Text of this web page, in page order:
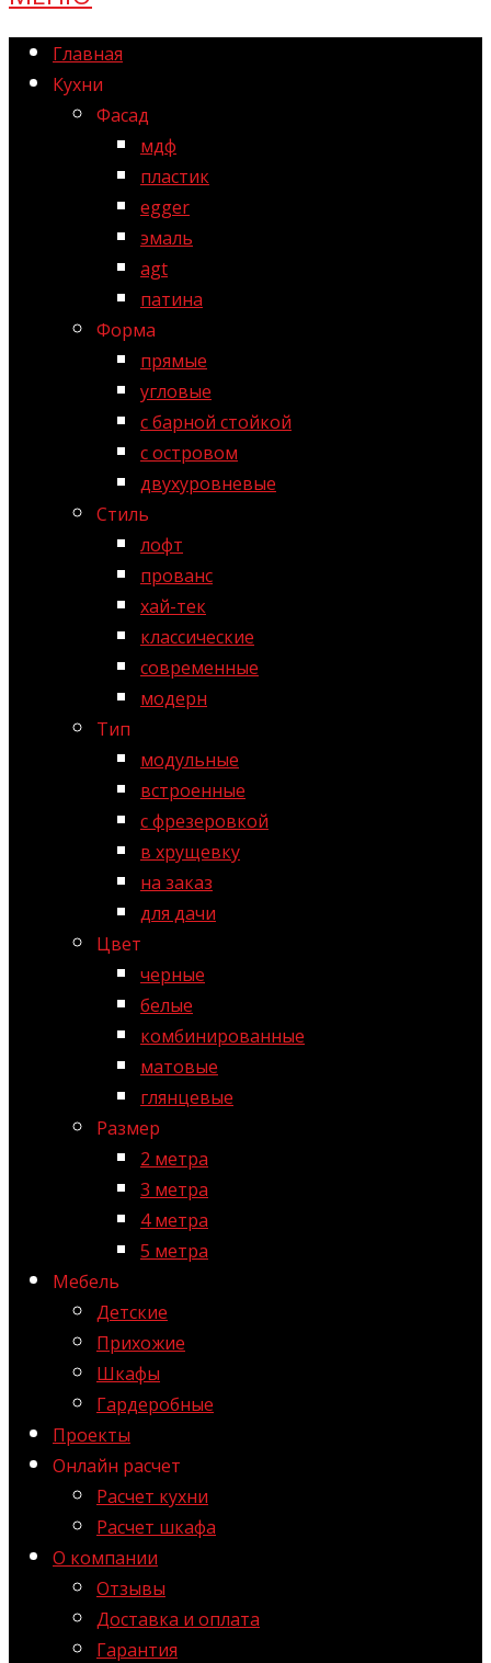
Главная
Кухни
Фасад
мдф
пластик
egger
эмаль
agt
патина
Форма
прямые
угловые
с барной стойкой
с островом
двухуровневые
Стиль
лофт
прованс
хай-тек
классические
современные
модерн
Тип
модульные
встроенные
с фрезеровкой
в хрущевку
на заказ
для дачи
Цвет
черные
белые
комбинированные
матовые
глянцевые
Размер
2 метра
3 метра
4 метра
5 метра
Мебель
Детские
Прихожие
Шкафы
Гардеробные
Проекты
Онлайн расчет
Расчет кухни
Расчет шкафа
О компании
Отзывы
Доставка и оплата
Гарантия